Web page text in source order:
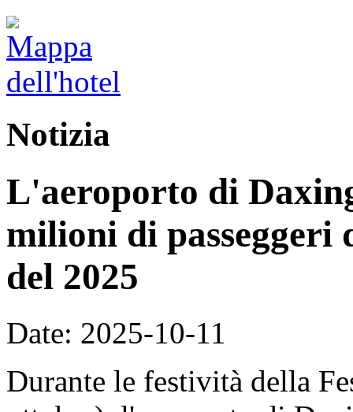
Notizia
L'aeroporto di
milioni di passeggeri
del 2025
Date: 2025-10-11
Durante le festività della